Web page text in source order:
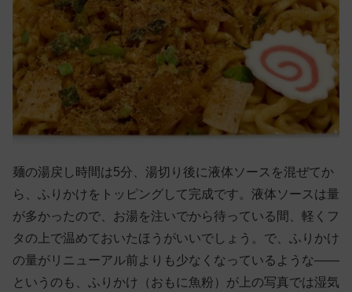
麺の湯戻し時間は5分、湯切り後に液体ソースを混ぜてか
ら、ふりかけをトッピングして完成です。液体ソースは量
が多かったので、お湯を注いでから待っている間、軽くフ
タの上で温めておいたほうがいいでしょう。で、ふりかけ
の量がリニューアル前よりも少なくなっているような——
というのも、ふりかけ（おもに魚粉）が上の写真では湿気